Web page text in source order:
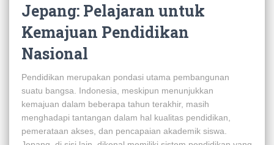
Jepang: Pelajaran untuk
Kemajuan Pendidikan
Nasional
Pendidikan merupakan pondasi utama pembangunan
suatu bangsa. Indonesia, meskipun menunjukkan
kemajuan dalam beberapa tahun terakhir, masih
menghadapi tantangan dalam hal kualitas pendidikan,
pemerataan akses, dan pencapaian akademik siswa.